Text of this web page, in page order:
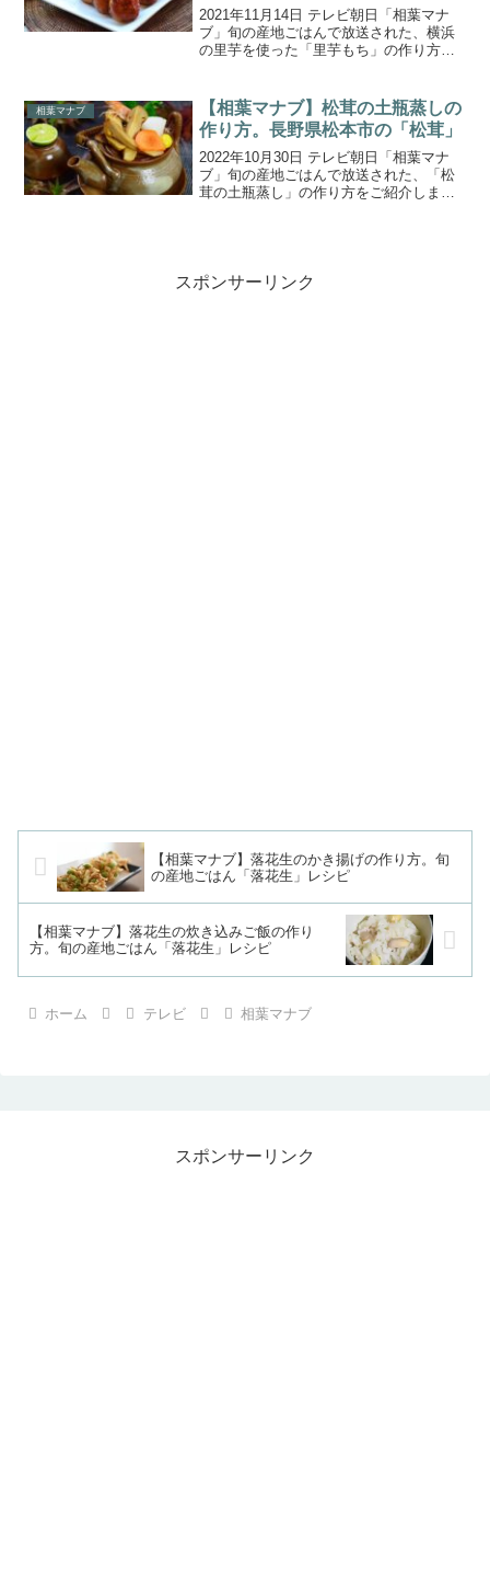
2021年11月14日 テレビ朝日「相葉マナ
ブ」旬の産地ごはんで放送された、横浜
の里芋を使った「里芋もち」の作り方を
レシピを教わります。農家さんが栽培し
ているのは“...
相葉マナブ
【相葉マナブ】松茸の土瓶蒸しの
作り方。長野県松本市の「松茸」
2022年10月30日 テレビ朝日「相葉マナ
ブ」旬の産地ごはんで放送された、「松
茸の土瓶蒸し」の作り方をご紹介しま
スポンサーリンク
【相葉マナブ】落花生のかき揚げの作り方。旬
の産地ごはん「落花生」レシピ
【相葉マナブ】落花生の炊き込みご飯の作り
方。旬の産地ごはん「落花生」レシピ
ホーム テレビ 相葉マナブ
スポンサーリンク